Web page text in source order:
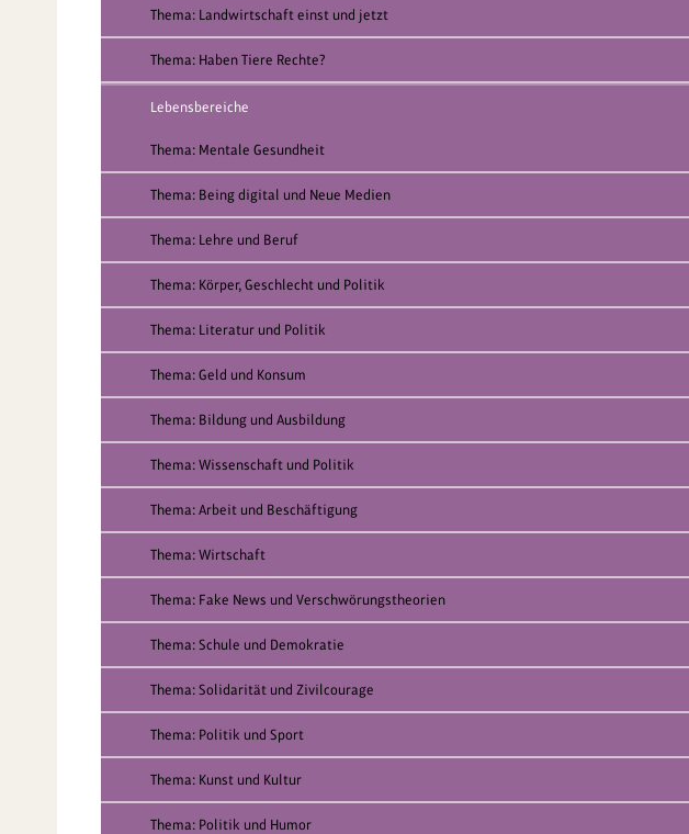
Thema: Landwirtschaft einst und jetzt
Thema: Haben Tiere Rechte?
Lebensbereiche
Thema: Mentale Gesundheit
Thema: Being digital und Neue Medien
Thema: Lehre und Beruf
Thema: Körper, Geschlecht und Politik
Thema: Literatur und Politik
Thema: Geld und Konsum
Thema: Bildung und Ausbildung
Thema: Wissenschaft und Politik
Thema: Arbeit und Beschäftigung
Thema: Wirtschaft
Thema: Fake News und Verschwörungstheorien
Thema: Schule und Demokratie
Thema: Solidarität und Zivilcourage
Thema: Politik und Sport
Thema: Kunst und Kultur
Thema: Politik und Humor